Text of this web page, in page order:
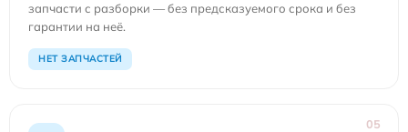
запчасти с разборки — без предсказуемого срока и без
гарантии на неё.
НЕТ ЗАПЧАСТЕЙ
05